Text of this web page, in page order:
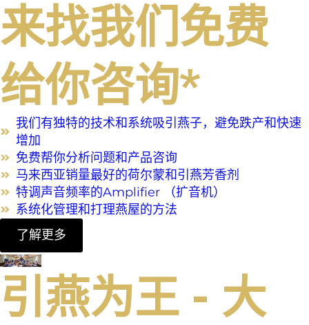
来找我们免费
给你咨询*
我们有独特的技术和系统吸引燕子，避免跌产和快速
增加
免费帮你分析问题和产品咨询
马来西亚销量最好的荷尔蒙和引燕芳香剂
特调声音频率的Amplifier （扩音机）
系统化管理和打理燕屋的方法
了解更多
引燕为王 - 大